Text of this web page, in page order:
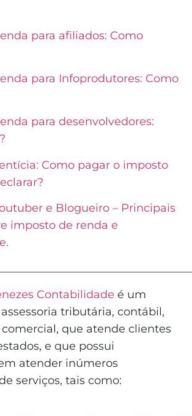
para afiliados: Como
para Infoprodutores: Como
para desenvolvedores:
Como pagar o imposto
e Blogueiro – Principais
imposto de renda e
Contabilidade é um
tributária, contábil,
que atende clientes
e que possui
atender inúmeros
serviços, tais como: